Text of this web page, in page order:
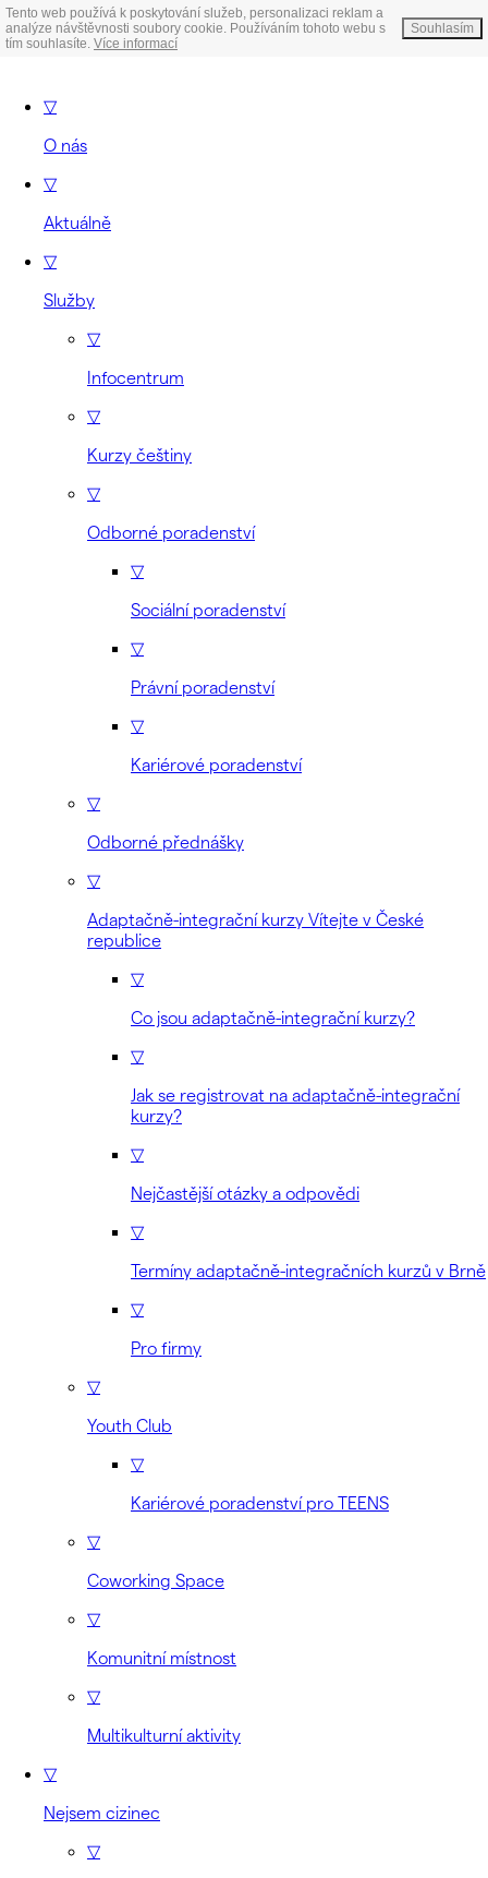
Tento web používá k poskytování služeb, personalizaci reklam a
analýze návštěvnosti soubory cookie. Používáním tohoto webu s
tím souhlasíte. Více informací
Souhlasím
▽
O nás
▽
Aktuálně
▽
Služby
▽
Infocentrum
▽
Kurzy češtiny
▽
Odborné poradenství
▽
Sociální poradenství
▽
Právní poradenství
▽
Kariérové poradenství
▽
Odborné přednášky
▽
Adaptačně-integrační kurzy Vítejte v České
republice
▽
Co jsou adaptačně-integrační kurzy?
▽
Jak se registrovat na adaptačně-integrační
kurzy?
▽
Nejčastější otázky a odpovědi
▽
Termíny adaptačně-integračních kurzů v Brně
▽
Pro firmy
▽
Youth Club
▽
Kariérové poradenství pro TEENS
▽
Coworking Space
▽
Komunitní místnost
▽
Multikulturní aktivity
▽
Nejsem cizinec
▽